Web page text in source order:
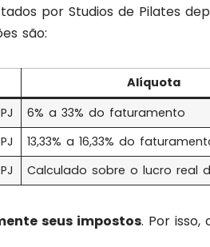
por Studios de Pilates
são:
Alíquota
6% a 33% do faturamento
13,33% a 16,33% do
Calculado sobre o lucro real
seus impostos. Por